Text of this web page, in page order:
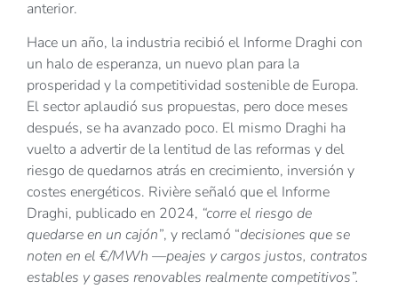
anterior.
Hace un año, la industria recibió el Informe Draghi con
un halo de esperanza, un nuevo plan para la
prosperidad y la competitividad sostenible de Europa.
El sector aplaudió sus propuestas, pero doce meses
después, se ha avanzado poco. El mismo Draghi ha
vuelto a advertir de la lentitud de las reformas y del
riesgo de quedarnos atrás en crecimiento, inversión y
costes energéticos. Rivière señaló que el Informe
Draghi, publicado en 2024, “corre el riesgo de
quedarse en un cajón”, y reclamó “decisiones que se
noten en el €/MWh —peajes y cargos justos, contratos
estables y gases renovables realmente competitivos”.